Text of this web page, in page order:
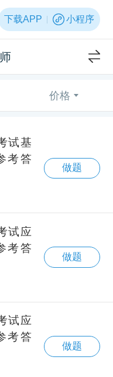
下载APP 小程序
价格
试基
考答
做题
试应
考答
做题
试应
考答
做题